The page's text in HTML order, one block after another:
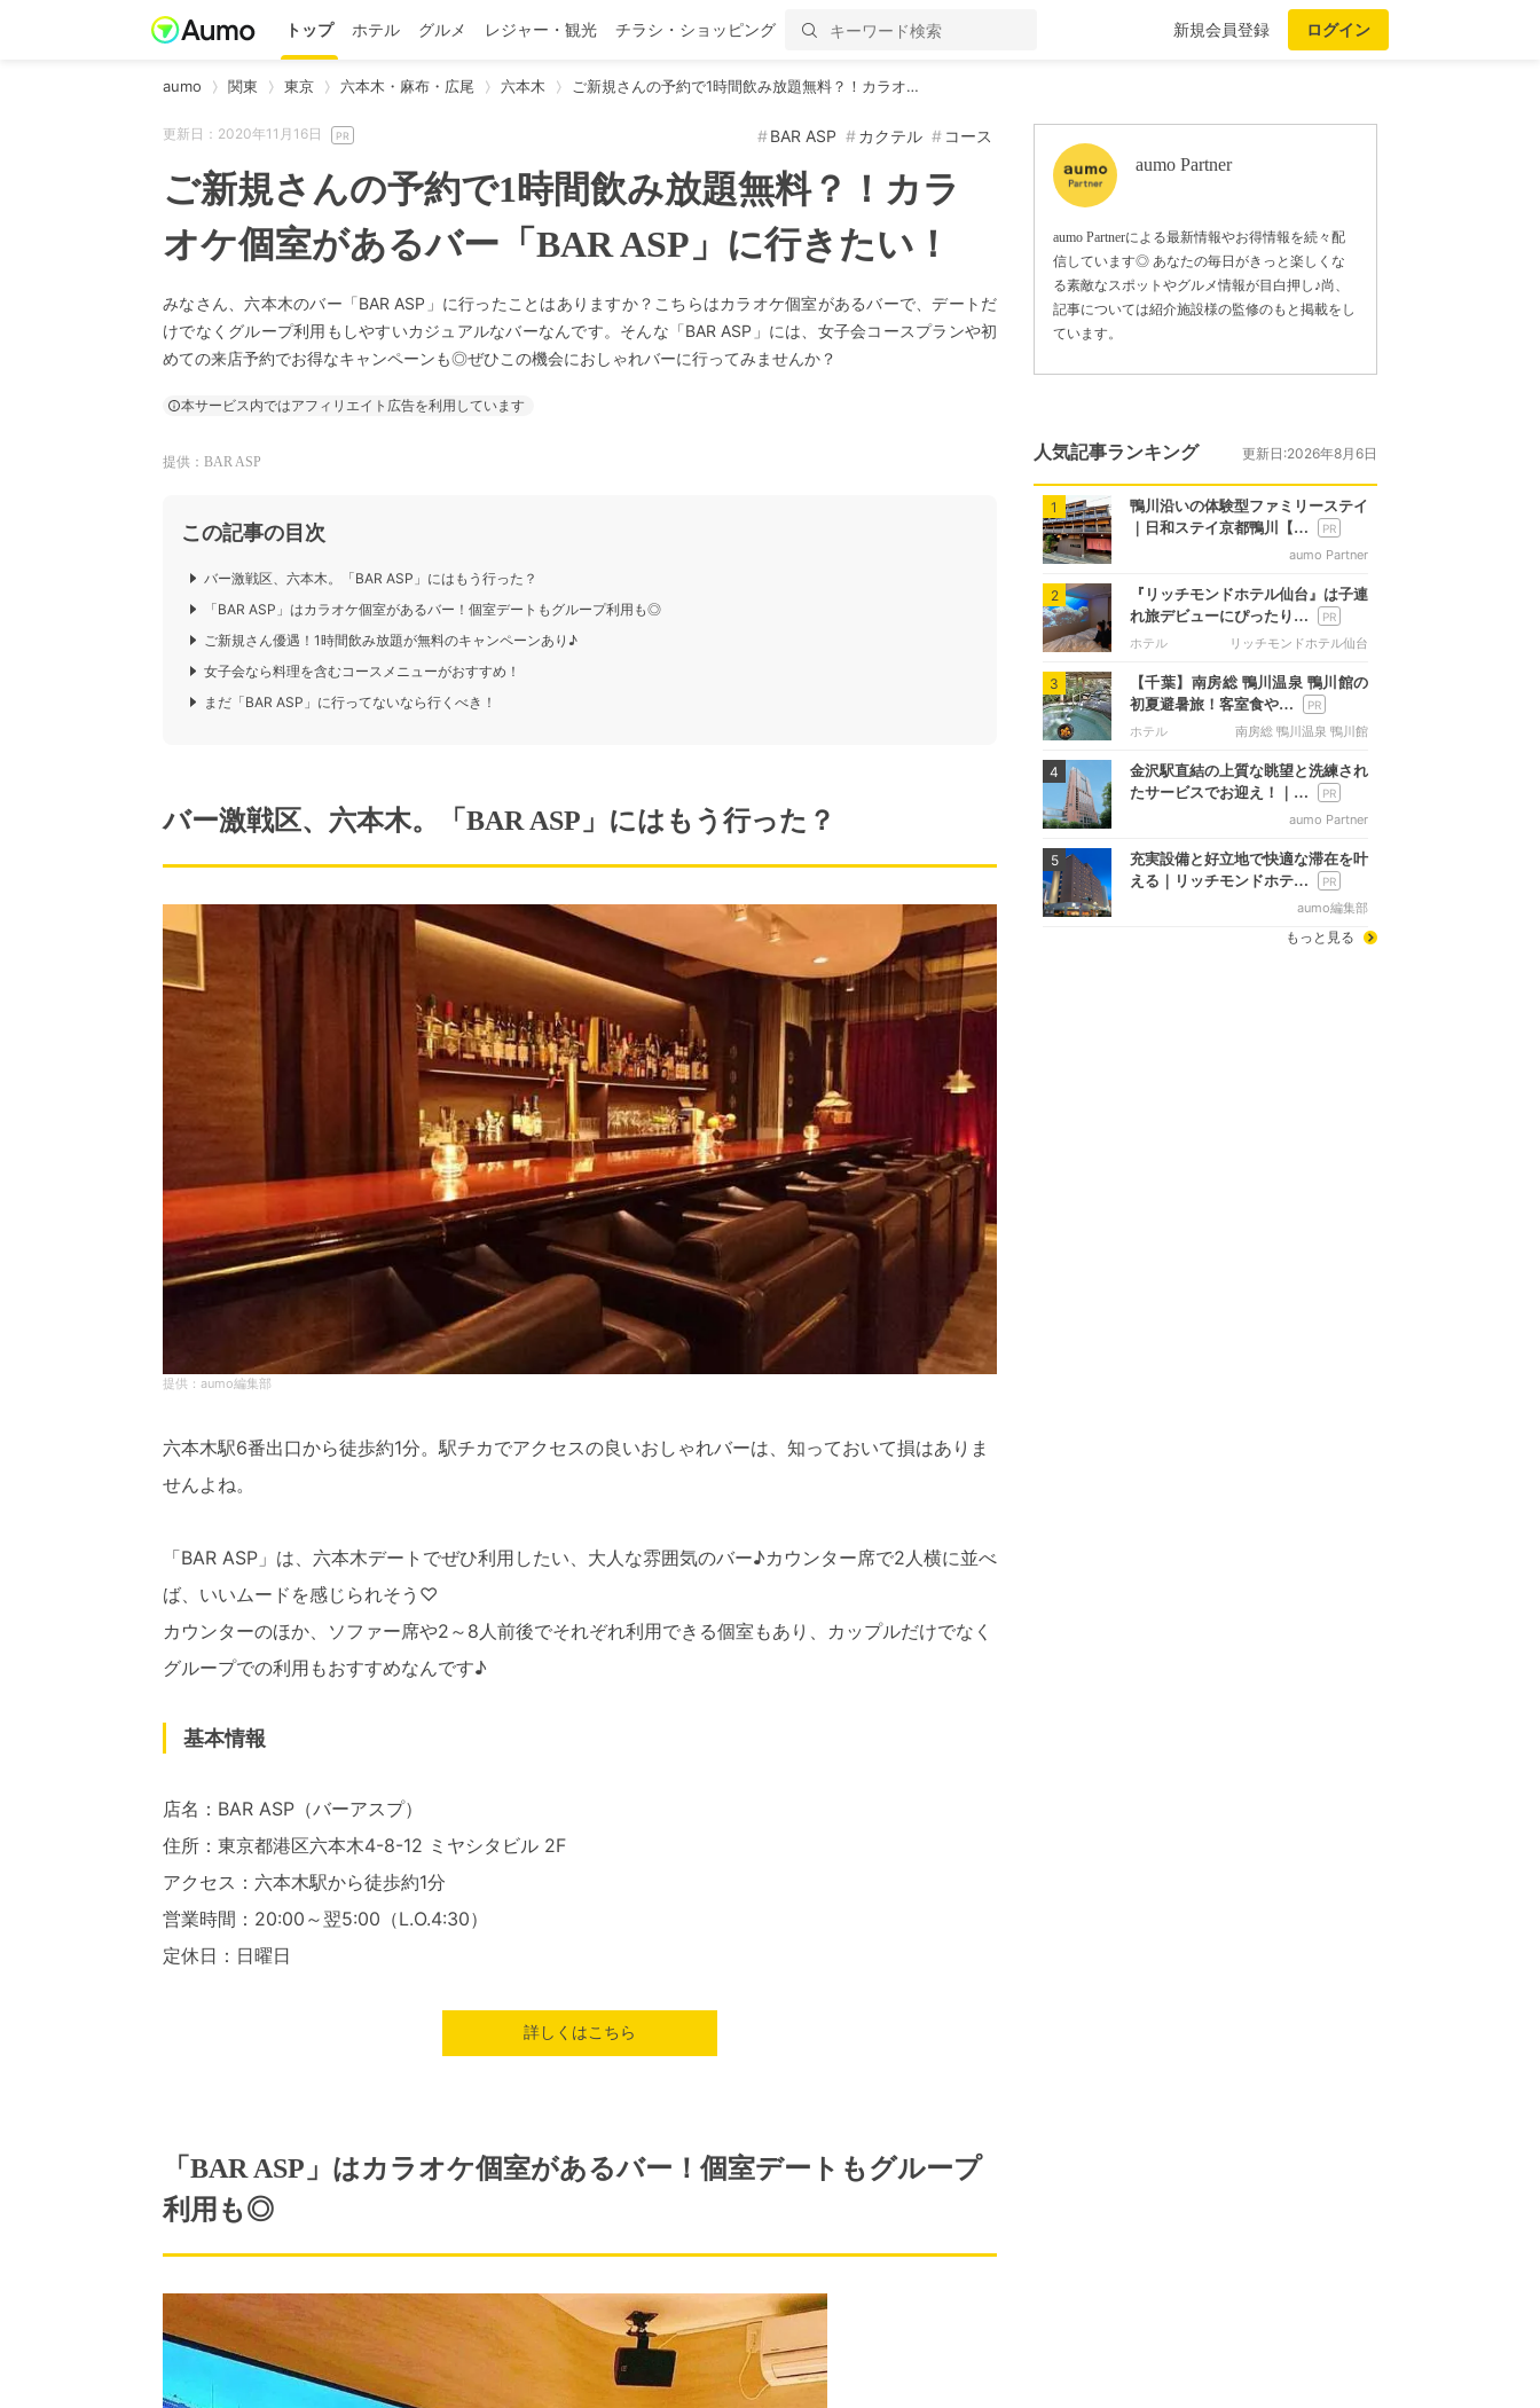
トップ ホテル グルメ レジャー・観光 チラシ・ショッピング 新規会員登録 ログイン
aumo 関東 東京 六本木・麻布・広尾 六本木 ご新規さんの予約で1時間飲み放題無料？！カラオ…
更新日：2020年11月16日 BAR ASP カクテル コース
ご新規さんの予約で1時間飲み放題無料？！カラ
オケ個室があるバー「BAR ASP」に行きたい！
みなさん、六本木のバー「BAR ASP」に行ったことはありますか？こちらはカラオケ個室があるバーで、デートだ
けでなくグループ利用もしやすいカジュアルなバーなんです。そんな「BAR ASP」には、女子会コースプランや初
めての来店予約でお得なキャンペーンも◎ぜひこの機会におしゃれバーに行ってみませんか？
本サービス内ではアフィリエイト広告を利用しています
提供：BAR ASP
この記事の目次
バー激戦区、六本木。「BAR ASP」にはもう行った？
「BAR ASP」はカラオケ個室があるバー！個室デートもグループ利用も◎
ご新規さん優遇！1時間飲み放題が無料のキャンペーンあり♪
女子会なら料理を含むコースメニューがおすすめ！
まだ「BAR ASP」に行ってないなら行くべき！
バー激戦区、六本木。「BAR ASP」にはもう行った？
aumo編集部
六本木駅6番出口から徒歩約1分。駅チカでアクセスの良いおしゃれバーは、知っておいて損はありま
せんよね。
「BAR ASP」は、六本木デートでぜひ利用したい、大人な雰囲気のバー♪カウンター席で2人横に並べ
ば、いいムードを感じられそう♡
カウンターのほか、ソファー席や2～8人前後でそれぞれ利用できる個室もあり、カップルだけでなく
グループでの利用もおすすめなんです♪
基本情報
店名：BAR ASP（バーアスプ）
住所：東京都港区六本木4-8-12 ミヤシタビル 2F
アクセス：六本木駅から徒歩約1分
営業時間：20:00～翌5:00（L.O.4:30）
定休日：日曜日
詳しくはこちら
「BAR ASP」はカラオケ個室があるバー！個室デートもグループ
利用も◎
aumo Partner
aumo Partnerによる最新情報やお得情報を続々配
信しています◎ あなたの毎日がきっと楽しくな
る素敵なスポットやグルメ情報が目白押し♪尚、
記事については紹介施設様の監修のもと掲載をし
ています。
人気記事ランキング 更新日:2026年8月6日
1
鴨川沿いの体験型ファミリーステイ
｜日和ステイ京都鴨川【…
aumo Partner
2
『リッチモンドホテル仙台』は子連
れ旅デビューにぴったり…
ホテル リッチモンドホテル仙台
3
【千葉】南房総 鴨川温泉 鴨川館の
初夏避暑旅！客室食や…
ホテル 南房総 鴨川温泉 鴨川館
4
金沢駅直結の上質な眺望と洗練され
たサービスでお迎え！｜…
aumo Partner
5
充実設備と好立地で快適な滞在を叶
える｜リッチモンドホテ…
aumo編集部
もっと見る